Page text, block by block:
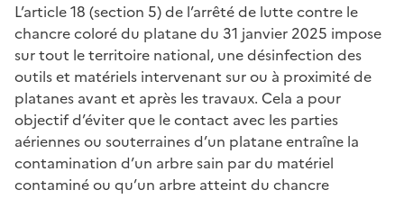
L’article 18 (section 5) de l’arrêté de lutte contre le
chancre coloré du platane du 31 janvier 2025 impose
sur tout le territoire national, une désinfection des
outils et matériels intervenant sur ou à proximité de
platanes avant et après les travaux. Cela a pour
objectif d’éviter que le contact avec les parties
aériennes ou souterraines d’un platane entraîne la
contamination d’un arbre sain par du matériel
contaminé ou qu’un arbre atteint du chancre